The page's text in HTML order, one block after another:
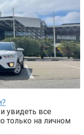
увидеть все
только на личном